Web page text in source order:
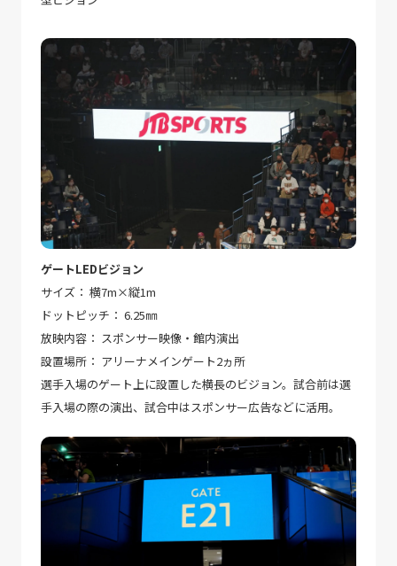
ゲートLEDビジョン
サイズ： 横7m×縦1m
ドットピッチ： 6.25㎜
放映内容： スポンサー映像・館内演出
設置場所： アリーナメインゲート2ヵ所
選手入場のゲート上に設置した横長のビジョン。試合前は選
手入場の際の演出、試合中はスポンサー広告などに活用。